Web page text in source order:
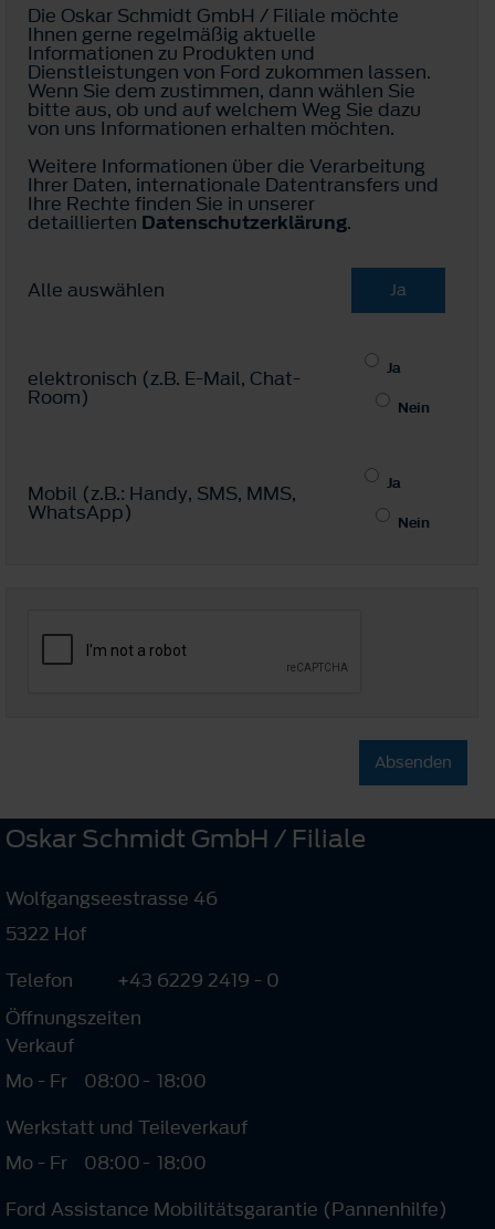
Die Oskar Schmidt GmbH / Filiale möchte
Ihnen gerne regelmäßig aktuelle
Informationen zu Produkten und
Dienstleistungen von Ford zukommen lassen.
Wenn Sie dem zustimmen, dann wählen Sie
bitte aus, ob und auf welchem Weg Sie dazu
von uns Informationen erhalten möchten.
Weitere Informationen über die Verarbeitung
Ihrer Daten, internationale Datentransfers und
Ihre Rechte finden Sie in unserer
detaillierten Datenschutzerklärung.
Alle auswählen Ja
elektronisch (z.B. E-Mail, Chat-
Room)
Ja
Nein
Mobil (z.B.: Handy, SMS, MMS,
WhatsApp)
Ja
Nein
Absenden
Oskar Schmidt GmbH / Filiale
Wolfgangseestrasse 46
5322 Hof
Telefon
+43 6229 2419 - 0
Öffnungszeiten
Verkauf
Mo - Fr
08:00- 18:00
Werkstatt und Teileverkauf
Mo - Fr
08:00- 18:00
Ford Assistance Mobilitätsgarantie (Pannenhilfe)